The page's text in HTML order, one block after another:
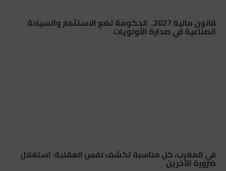
قانون مالية 2027.. الحكومة تضع الاستثمار والسيادة
الصناعية في صدارة الأولويات
في المغرب، كل مناسبة تكشف نفس العقلية: استغلال
ضرورة الآخرين